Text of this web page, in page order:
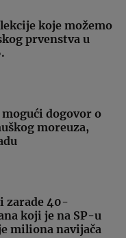
koje možemo
prvenstva u
dogovor o
moreuza,
zarade 40-
koji je na SP-u
miliona navijača